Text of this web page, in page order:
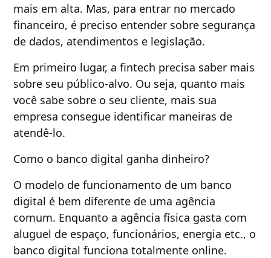
mais em alta. Mas, para entrar no mercado
financeiro, é preciso entender sobre segurança
de dados, atendimentos e legislação.
Em primeiro lugar, a fintech precisa saber mais
sobre seu público-alvo. Ou seja, quanto mais
você sabe sobre o seu cliente, mais sua
empresa consegue identificar maneiras de
atendê-lo.
Como o banco digital ganha dinheiro?
O modelo de funcionamento de um banco
digital é bem diferente de uma agência
comum. Enquanto a agência física gasta com
aluguel de espaço, funcionários, energia etc., o
banco digital funciona totalmente online.